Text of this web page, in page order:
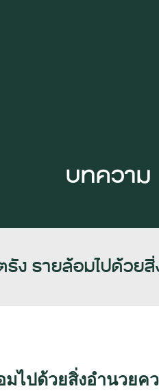
บทความ
ง รายล้อมไปด้วย
มไปด้วยสิ่งอำนวยค